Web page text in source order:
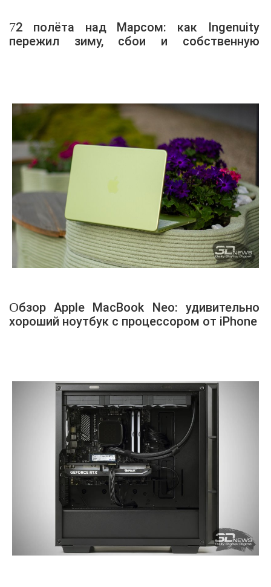
72 полёта над Марсом: как Ingenuity
пережил зиму, сбои и собственную
Обзор Apple MacBook Neo: удивительно
хороший ноутбук с процессором от iPhone